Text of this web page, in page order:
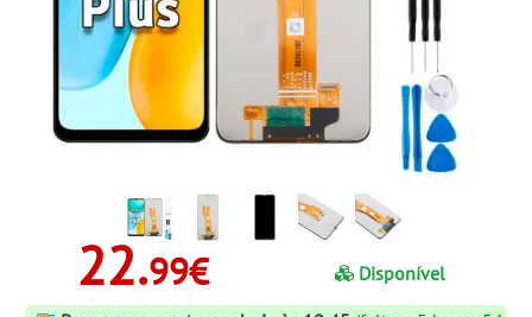
22.99€
Disponível